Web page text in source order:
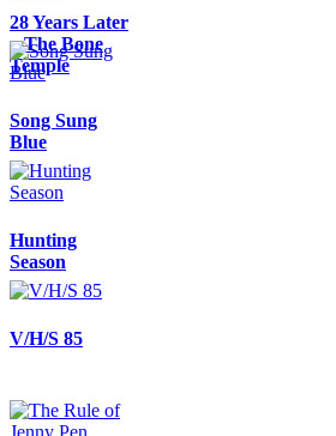
28 Years Later
– The Bone
Temple
Song Sung
Blue
Hunting
Season
V/H/S 85